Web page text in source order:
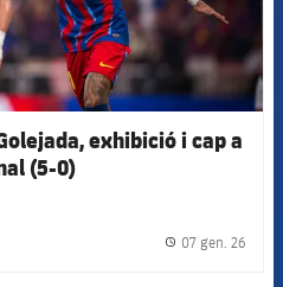
exhibició i cap a
(5-0)
07 gen. 26